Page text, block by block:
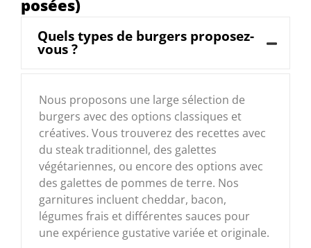
posées)
Quels types de burgers proposez-
vous ?
Nous proposons une large sélection de
burgers avec des options classiques et
créatives. Vous trouverez des recettes avec
du steak traditionnel, des galettes
végétariennes, ou encore des options avec
des galettes de pommes de terre. Nos
garnitures incluent cheddar, bacon,
légumes frais et différentes sauces pour
une expérience gustative variée et originale.